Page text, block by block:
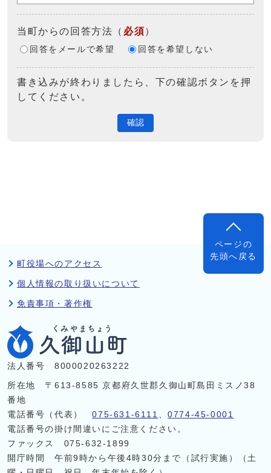
当町からの回答方法 （ 必須）
回答をメールで希望 回答を希望しない
書き込みが終わりましたら、下の確認ボタンを押
してください。
確認
ページの
先頭へ戻る
町役場へのアクセス
個人情報の取り扱いについて
免責事項・著作権
法人番号 8000020263222
所在地 〒613-8585 京都府久世郡久御山町島田ミスノ38
番地
電話番号（代表）075-631-6111 、0774-45-0001
電話番号の掛け間違いにご注意ください。
ファックス 075-632-1899
開庁時間 午前9時から午後4時30分まで（試行実施）（土